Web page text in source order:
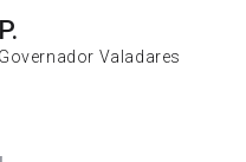
P.
Governador Valadares